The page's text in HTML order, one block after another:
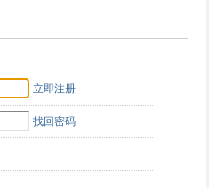
立即注册
找回密码